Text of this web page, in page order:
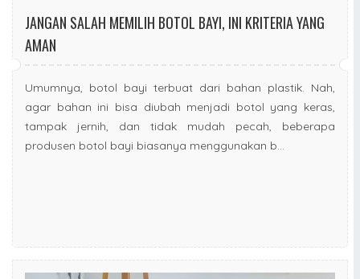
JANGAN SALAH MEMILIH BOTOL BAYI, INI KRITERIA YANG
AMAN
Umumnya, botol bayi terbuat dari bahan plastik. Nah,
agar bahan ini bisa diubah menjadi botol yang keras,
tampak jernih, dan tidak mudah pecah, beberapa
produsen botol bayi biasanya menggunakan b...